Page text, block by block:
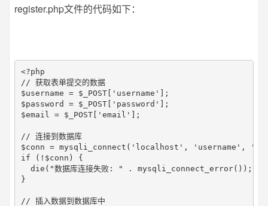
register.php文件的代码如下：
<?php
// 获取表单提交的数据
$username = $_POST['username'];
$password = $_POST['password'];
$email = $_POST['email'];
// 连接到数据库
$conn = mysqli_connect('localhost', 'username',
if (!$conn) {
  die("数据库连接失败: " . mysqli_connect_error());
}
// 插入数据到数据库中